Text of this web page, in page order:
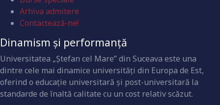
Arhiva admitere
Contactează-ne!
Dinamism și performanță
Universitatea „Ştefan cel Mare” din Suceava este una
dintre cele mai dinamice universităţi din Europa de Est,
oferind o educaţie universitară şi post-universitară la
standarde de înaltă calitate cu un cost relativ scăzut.